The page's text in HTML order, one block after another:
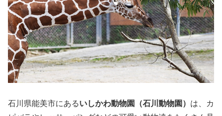
石川県能美市にあるいしかわ動物園（石川動物園） は、カ